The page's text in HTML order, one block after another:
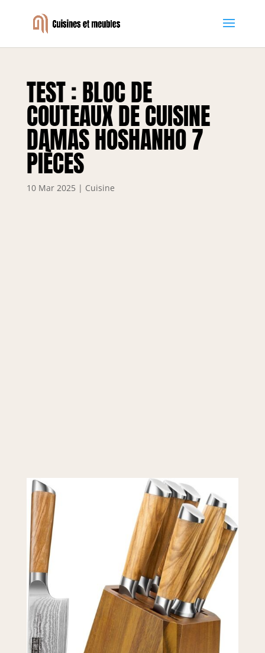
TEST : BLOC DE
COUTEAUX DE CUISINE
DAMAS HOSHANHO 7
PIÈCES
10 Mar 2025 | Cuisine